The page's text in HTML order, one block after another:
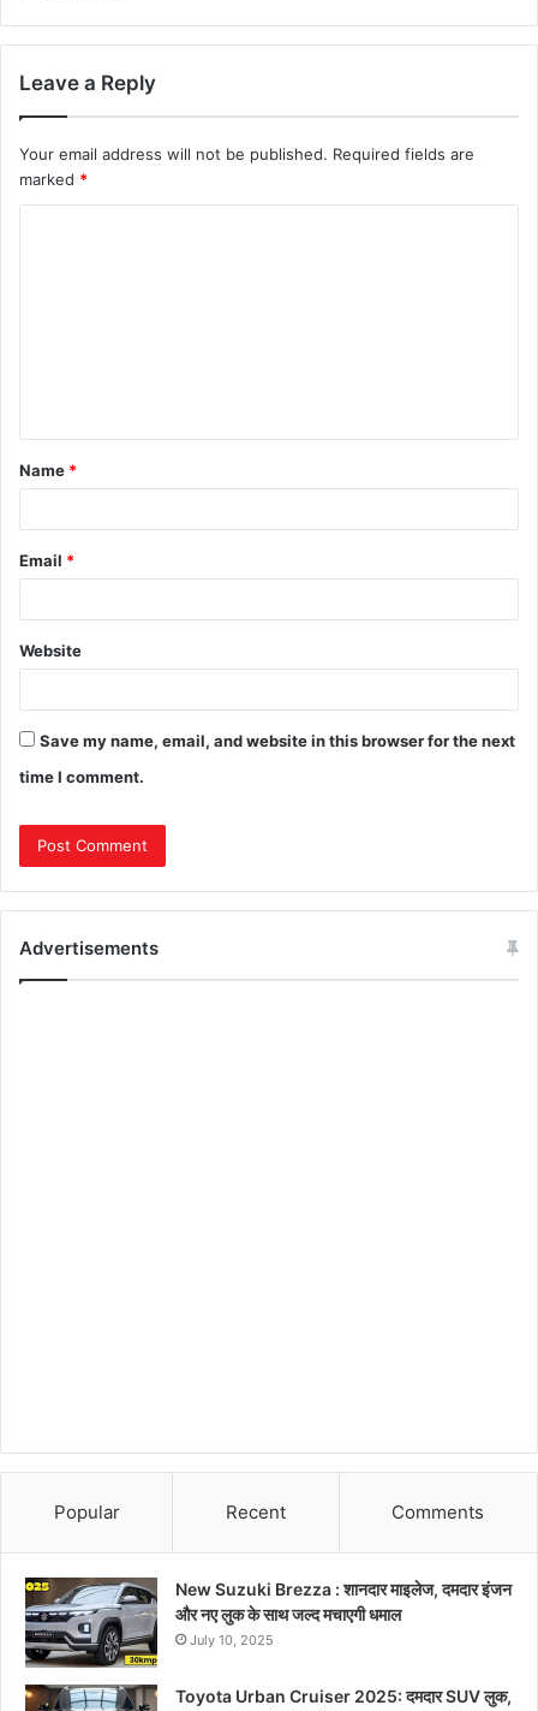
Leave a Reply
Your email address will not be published. Required fields are
marked *
Name *
Email *
Website
Save my name, email, and website in this browser for the next
time I comment.
Advertisements
Popular Recent Comments
New Suzuki Brezza : शानदार माइलेज, दमदार इंजन
और नए लुक के साथ जल्द मचाएगी धमाल
July 10, 2025
Toyota Urban Cruiser 2025: दमदार SUV लुक,